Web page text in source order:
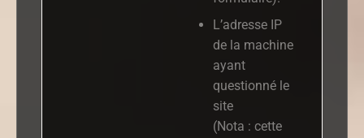
L’adresse IP
de la machine
ayant
questionné le
site
(Nota : cette